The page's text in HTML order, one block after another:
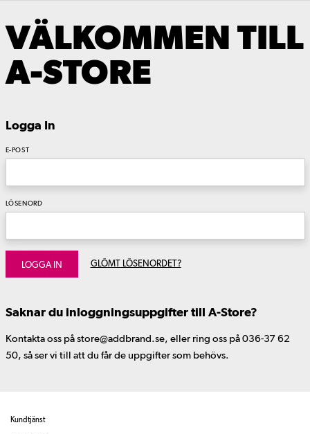
VÄLKOMMEN TILL
A-STORE
Logga In
E-POST
LÖSENORD
LOGGA IN GLÖMT LÖSENORDET?
Saknar du inloggningsuppgifter till A-Store?
Kontakta oss på store@addbrand.se, eller ring oss på 036-37 62
50, så ser vi till att du får de uppgifter som behövs.
Kundtjänst